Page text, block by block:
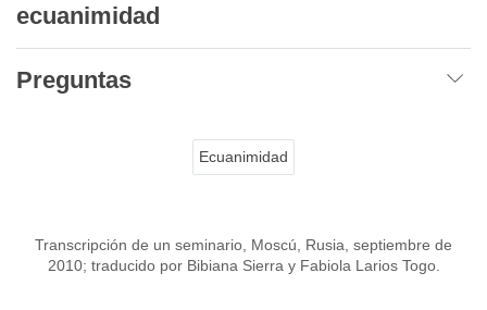
ecuanimidad
Preguntas
Ecuanimidad
Transcripción de un seminario, Moscú, Rusia, septiembre de
2010; traducido por Bibiana Sierra y Fabiola Larios Togo.